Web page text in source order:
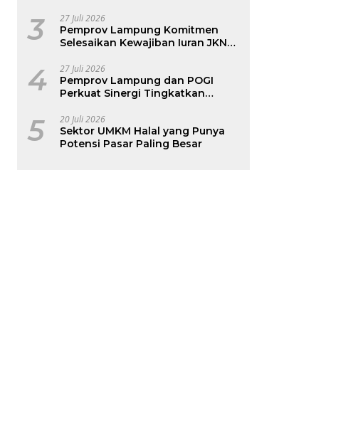
3 27 Juli 2026
Pemprov Lampung Komitmen
Selesaikan Kewajiban Iuran JKN
Kepesertaan BPJS Kesehatan
4 27 Juli 2026
Pemprov Lampung dan POGI
Perkuat Sinergi Tingkatkan
5 20 Juli 2026
Sektor UMKM Halal yang Punya
Potensi Pasar Paling Besar